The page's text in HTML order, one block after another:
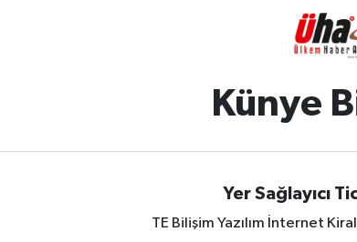
Künye
Yer Sağlayıcı
TE Bilişim Yazılım İnternet